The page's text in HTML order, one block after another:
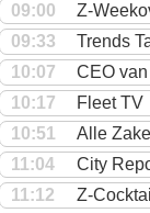
09:00
Z-
09:33
Trends
10:07
CEO
10:17
Fleet TV
10:51
Alle
11:04
City
11:12
Z-Cocktail